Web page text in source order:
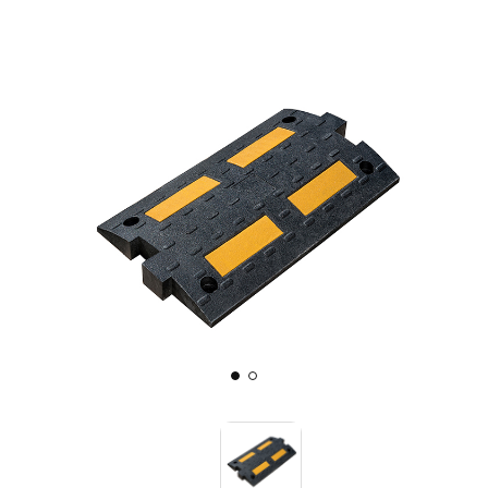
Дорожные знаки с внутренней подсветкой
Заградительные светодиодные знаки
Передвижные заградительные знаки
Опоры дорожных знаков (Стойки)
Светодиодные знаки на солнечной